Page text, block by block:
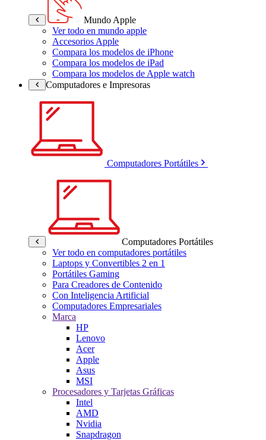
Mundo Apple
Ver todo en mundo apple
Accesorios Apple
Compara los modelos de iPhone
Compara los modelos de iPad
Compara los modelos de Apple watch
Computadores e Impresoras
Computadores Portátiles
Computadores Portátiles
Ver todo en computadores portátiles
Laptops y Convertibles 2 en 1
Portátiles Gaming
Para Creadores de Contenido
Con Inteligencia Artificial
Computadores Empresariales
Marca
HP
Lenovo
Acer
Apple
Asus
MSI
Procesadores y Tarjetas Gráficas
Intel
AMD
Nvidia
Snapdragon